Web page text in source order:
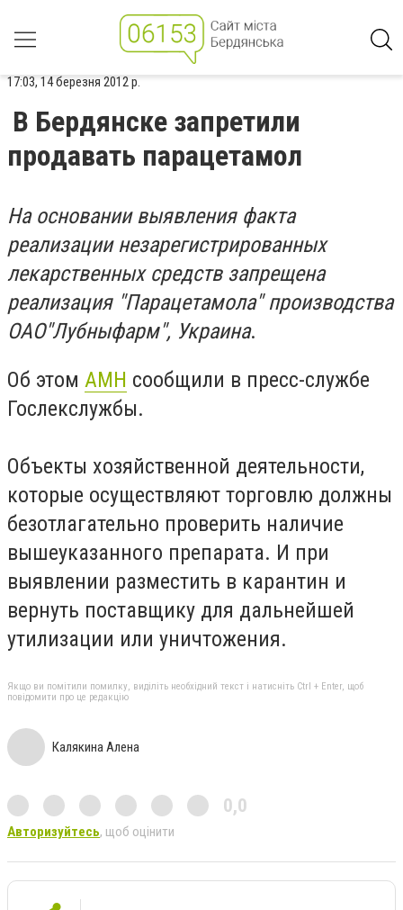
17:03, 14 березня 2012 р.
В Бердянске запретили
продавать парацетамол
На основании выявления факта
реализации незарегистрированных
лекарственных средств запрещена
реализация "Парацетамола" производства
ОАО"Лубныфарм", Украина.
Об этом АМН сообщили в пресс-службе
Гослекслужбы.
Объекты хозяйственной деятельности,
которые осуществляют торговлю должны
безотлагательно проверить наличие
вышеуказанного препарата. И при
выявлении разместить в карантин и
вернуть поставщику для дальнейшей
утилизации или уничтожения.
Якщо ви помітили помилку, виділіть необхідний текст і натисніть Ctrl + Enter, щоб
повідомити про це редакцію
Калякина Алена
0,0
Авторизуйтесь, щоб оцінити